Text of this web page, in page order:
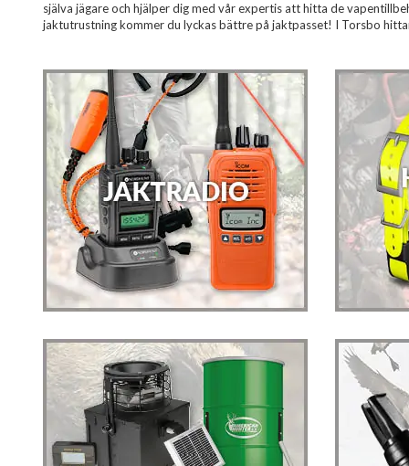
själva jägare och hjälper dig med vår expertis att hitta de
jaktutrustning kommer du lyckas bättre på jaktpasset! I Torsbo